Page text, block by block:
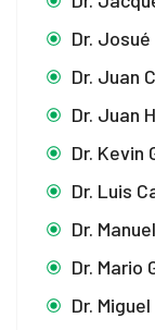
Dr.
Dr. Juan
Dr. Juan
Dr. Kevin
Dr. Luis
Dr.
Dr. Mario
Dr.